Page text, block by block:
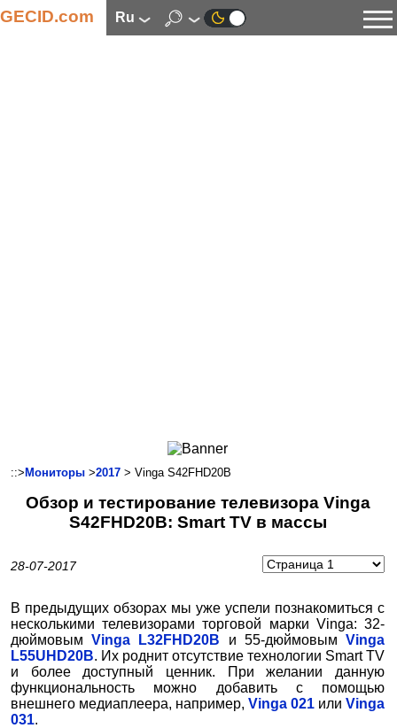
GECID.com ru
Смартфоны
Коммуникации
Автоэлектроника
::> Мониторы >2017 > Vinga S42FHD20B
Обзор и тестирование телевизора Vinga
S42FHD20B: Smart TV в массы
28-07-2017
В предыдущих обзорах мы уже успели познакомиться с
несколькими телевизорами торговой марки Vinga: 32-
дюймовымVinga L32FHD20B и 55-дюймовымVinga
L55UHD20B. Их роднит отсутствие технологии Smart TV
и более доступный ценник. При желании данную
функциональность можно добавить с помощью
внешнего медиаплеера, например,Vinga 021 илиVinga
031.